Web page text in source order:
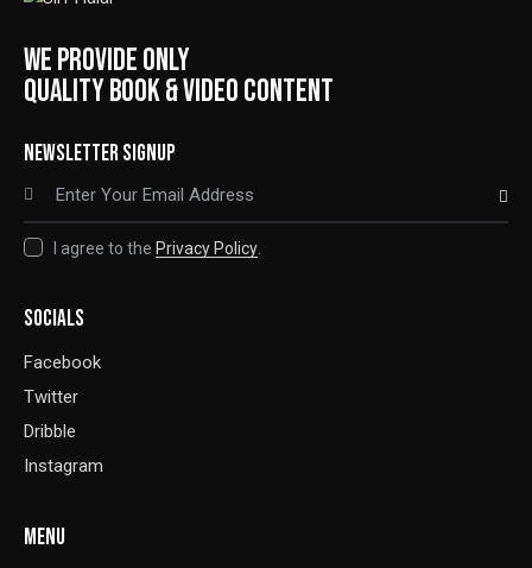
WE PROVIDE ONLY
QUALITY BOOK & VIDEO CONTENT
NEWSLETTER SIGNUP
SUBSCRIBE
I agree to the Privacy Policy
SOCIALS
Facebook
Twitter
Dribble
Instagram
MENU